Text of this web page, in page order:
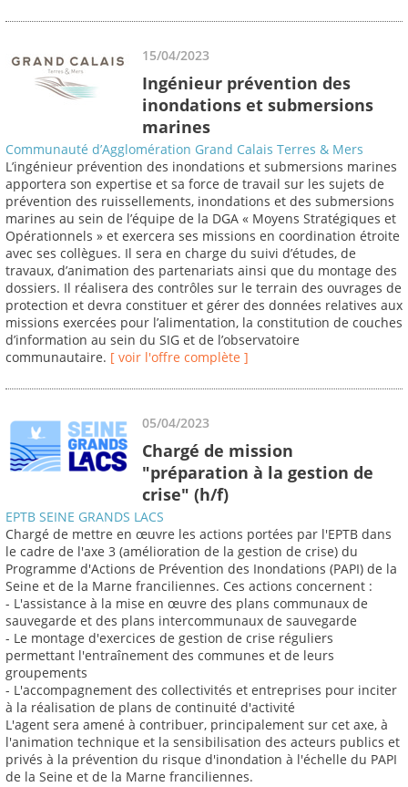
15/04/2023
Ingénieur prévention des
inondations et submersions
marines
Communauté d’Agglomération Grand Calais Terres & Mers
L’ingénieur prévention des inondations et submersions marines
apportera son expertise et sa force de travail sur les sujets de
prévention des ruissellements, inondations et des submersions
marines au sein de l’équipe de la DGA « Moyens Stratégiques et
Opérationnels » et exercera ses missions en coordination étroite
avec ses collègues. Il sera en charge du suivi d’études, de
travaux, d’animation des partenariats ainsi que du montage des
dossiers. Il réalisera des contrôles sur le terrain des ouvrages de
protection et devra constituer et gérer des données relatives aux
missions exercées pour l’alimentation, la constitution de couches
d’information au sein du SIG et de l’observatoire
communautaire. [ voir l'offre complète ]
05/04/2023
Chargé de mission
"préparation à la gestion de
crise" (h/f)
EPTB SEINE GRANDS LACS
Chargé de mettre en œuvre les actions portées par l'EPTB dans
le cadre de l'axe 3 (amélioration de la gestion de crise) du
Programme d'Actions de Prévention des Inondations (PAPI) de la
Seine et de la Marne franciliennes. Ces actions concernent :
- L'assistance à la mise en œuvre des plans communaux de
sauvegarde et des plans intercommunaux de sauvegarde
- Le montage d'exercices de gestion de crise réguliers
permettant l'entraînement des communes et de leurs
groupements
- L'accompagnement des collectivités et entreprises pour inciter
à la réalisation de plans de continuité d'activité
L'agent sera amené à contribuer, principalement sur cet axe, à
l'animation technique et la sensibilisation des acteurs publics et
privés à la prévention du risque d'inondation à l'échelle du PAPI
de la Seine et de la Marne franciliennes.